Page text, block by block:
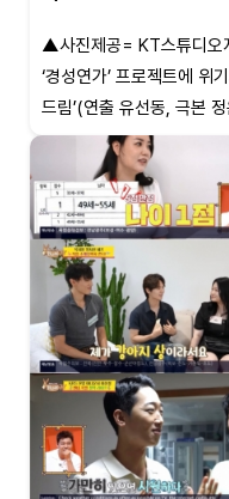
▲사진제공= KT스튜디오
‘경성연가’ 프로젝트에 위
드림’(연출 유선동, 극본